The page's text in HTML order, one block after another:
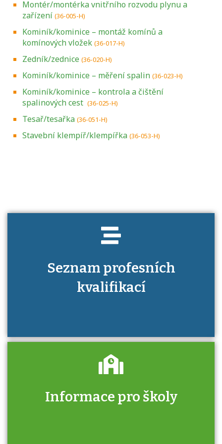
Montér/montérka vnitřního rozvodu plynu a
zařízení (36-005-H)
Kominík/kominice – montáž komínů a
komínových vložek (36-017-H)
Zedník/zednice (36-020-H)
Kominík/kominice – měření spalin (36-023-H)
Kominík/kominice – kontrola a čištění
spalinových cest (36-025-H)
Tesař/tesařka (36-051-H)
Stavební klempíř/klempířka (36-053-H)
Seznam profesních
kvalifikací
Projděte si seznam profesních kvalifikací.
Informace pro školy
Zjistěte, jak se přihlásit ke zkoušce a kde